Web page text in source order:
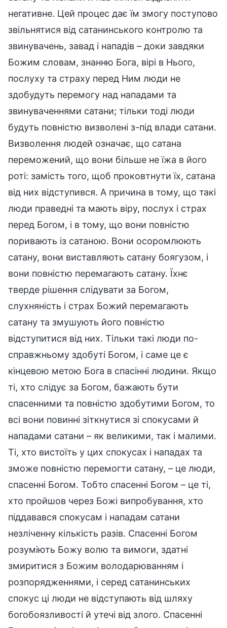
негативне. Цей процес дає їм змогу поступово
звільнятися від сатанинського контролю та
звинувачень, завад і нападів – доки завдяки
Божим словам, знанню Бога, вірі в Нього,
послуху та страху перед Ним люди не
здобудуть перемогу над нападами та
звинуваченнями сатани; тільки тоді люди
будуть повністю визволені з-під влади сатани.
Визволення людей означає, що сатана
переможений, що вони більше не їжа в його
роті: замість того, щоб проковтнути їх, сатана
від них відступився. А причина в тому, що такі
люди праведні та мають віру, послух і страх
перед Богом, і в тому, що вони повністю
поривають із сатаною. Вони осоромлюють
сатану, вони виставляють сатану боягузом, і
вони повністю перемагають сатану. Їхнє
тверде рішення слідувати за Богом,
слухняність і страх Божий перемагають
сатану та змушують його повністю
відступитися від них. Тільки такі люди по-
справжньому здобуті Богом, і саме це є
кінцевою метою Бога в спасінні людини. Якщо
ті, хто слідує за Богом, бажають бути
спасенними та повністю здобутими Богом, то
всі вони повинні зіткнутися зі спокусами й
нападами сатани – як великими, так і малими.
Ті, хто вистоїть у цих спокусах і нападах та
зможе повністю перемогти сатану, – це люди,
спасенні Богом. Тобто спасенні Богом – це ті,
хто пройшов через Божі випробування, хто
піддавався спокусам і нападам сатани
незліченну кількість разів. Спасенні Богом
розуміють Божу волю та вимоги, здатні
змиритися з Божим володарюванням і
розпорядженнями, і серед сатанинських
спокус ці люди не відступають від шляху
богобоязливості й утечі від злого. Спасенні